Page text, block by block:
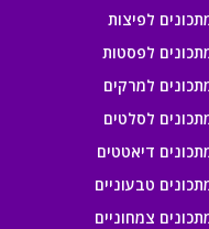
לפיצות
לפסטות
למרקים
לסלטים
דיאטטים
טבעוניים
צמחוניים